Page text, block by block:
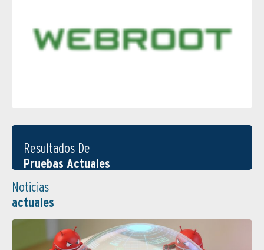
Resultados De
Pruebas Actuales
Noticias
actuales